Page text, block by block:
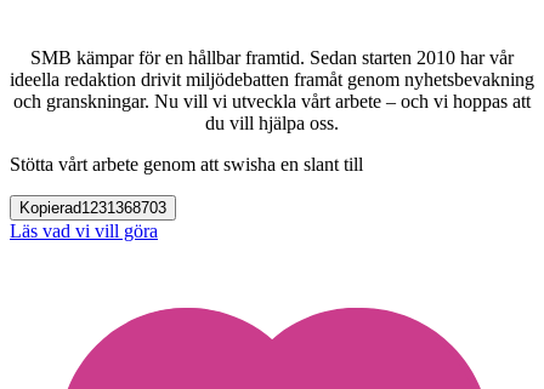
SMB kämpar för en hållbar framtid. Sedan starten 2010 har vår
ideella redaktion drivit miljödebatten framåt genom nyhetsbevakning
och granskningar. Nu vill vi utveckla vårt arbete – och vi hoppas att
du vill hjälpa oss.
Stötta vårt arbete genom att swisha en slant till
Kopierad1231368703
Läs vad vi vill göra